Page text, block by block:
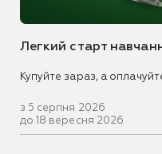
Легкий старт
Купуйте зараз, а
з 5 серпня 2026
до 18 вересня 2026